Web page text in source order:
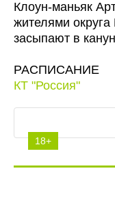
Клоун-маньяк
жителями
засыпают в
РАСПИСАНИЕ
КТ "Россия"
18+